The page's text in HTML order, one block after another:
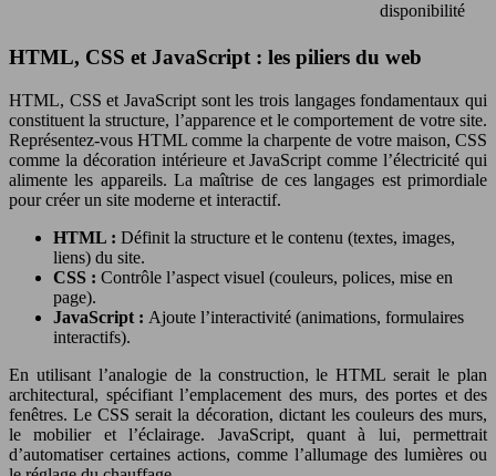
disponibilité
HTML, CSS et JavaScript : les piliers du web
HTML, CSS et JavaScript sont les trois langages fondamentaux qui
constituent la structure, l’apparence et le comportement de votre site.
Représentez-vous HTML comme la charpente de votre maison, CSS
comme la décoration intérieure et JavaScript comme l’électricité qui
alimente les appareils. La maîtrise de ces langages est primordiale
pour créer un site moderne et interactif.
HTML : Définit la structure et le contenu (textes, images,
liens) du site.
CSS : Contrôle l’aspect visuel (couleurs, polices, mise en
page).
JavaScript : Ajoute l’interactivité (animations, formulaires
interactifs).
En utilisant l’analogie de la construction, le HTML serait le plan
architectural, spécifiant l’emplacement des murs, des portes et des
fenêtres. Le CSS serait la décoration, dictant les couleurs des murs,
le mobilier et l’éclairage. JavaScript, quant à lui, permettrait
d’automatiser certaines actions, comme l’allumage des lumières ou